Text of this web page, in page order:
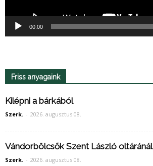
00:00
Friss anyagaink
Kilépni a bárkából
Szerk. - 2026. augusztus 08.
Vándorbölcsők Szent László oltáránál
Szerk. - 2026. augusztus 08.